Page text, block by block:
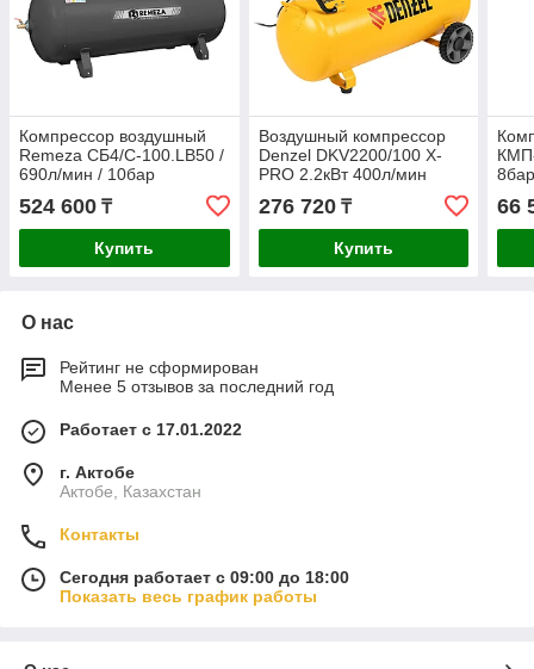
Компрессор воздушный
Remeza СБ4/С-100.LB50 /
690л/мин / 10бар
524 600 ₸
Купить
Воздушный компрессор
Denzel DKV2200/100 Х-
PRO 2.2кВт 400л/мин
100л 58079
276 720₸
Купить
66
О нас
Рейтинг не сформирован
Менее 5 отзывов за последний год
Работает с 17.01.2022
г. Актобе
Актобе, Казахстан
Контакты
Сегодня работает с 09:00 до 18:00
Показать весь график работы